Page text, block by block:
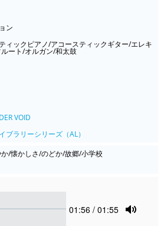
ン
ィックピアノ/アコースティックギター/エレキ
ルート/オルガン/和太鼓
VOID
ブラリーシリーズ（AL）
/懐かしさ/のどか/故郷/小学校
Current
01:56 / 01:55